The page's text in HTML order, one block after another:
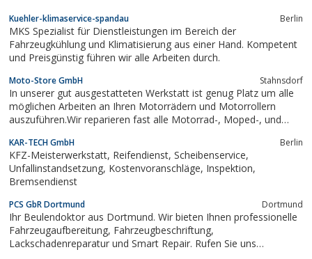
Kuehler-klimaservice-spandau Berlin
MKS Spezialist für Dienstleistungen im Bereich der
Fahrzeugkühlung und Klimatisierung aus einer Hand. Kompetent
und Preisgünstig führen wir alle Arbeiten durch.
Moto-Store GmbH Stahnsdorf
In unserer gut ausgestatteten Werkstatt ist genug Platz um alle
möglichen Arbeiten an Ihren Motorrädern und Motorrollern
auszuführen.Wir reparieren fast alle Motorrad-, Moped-, und
KAR-TECH GmbH Berlin
KFZ-Meisterwerkstatt, Reifendienst, Scheibenservice,
Unfallinstandsetzung, Kostenvoranschläge, Inspektion,
Bremsendienst
PCS GbR Dortmund Dortmund
Ihr Beulendoktor aus Dortmund. Wir bieten Ihnen professionelle
Fahrzeugaufbereitung, Fahrzeugbeschriftung,
Lackschadenreparatur und Smart Repair. Rufen Sie uns